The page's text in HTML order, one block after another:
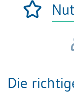
Die